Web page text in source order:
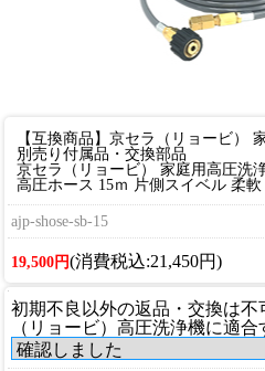
【互換商品】京セラ（リョービ）
別売り付属品・交換部品
京セラ（リョービ） 家庭用高圧洗
高圧ホース 15ｍ 片側スイベル 柔
ajp-shose-sb-15
19,500円(消費税込:21,450円)
初期不良以外の返品・交換は
（リョービ）高圧洗浄機に適